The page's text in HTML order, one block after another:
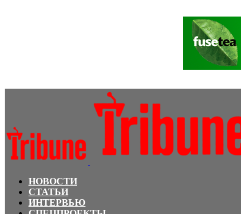
НОВОСТИ
СТАТЬИ
ИНТЕРВЬЮ